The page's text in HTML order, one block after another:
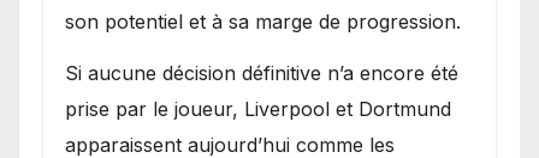
son potentiel et à sa marge de progression.
Si aucune décision définitive n’a encore été
prise par le joueur, Liverpool et Dortmund
apparaissent aujourd’hui comme les